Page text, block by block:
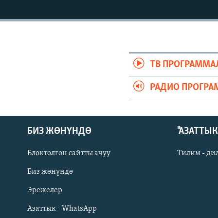
АЗАТТЫК+
Русский
ОНЛАЙН ШЕРИНЕ
ТВ
РАДИО
БИЗ ЖӨНҮНДӨ
Блоктолгон сайтты ачуу
Биз жөнүндө
Эрежелер
Азаттык - WhatsApp
Тилим -